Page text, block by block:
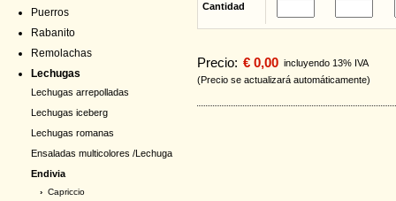
Puerros
Rabanito
Remolachas
Lechugas
Lechugas arrepolladas
Lechugas iceberg
Lechugas romanas
Ensaladas multicolores /Lechuga
Endivia
› Capriccio
Cantidad
Precio: € 0,00 incluyendo 13% IVA
(Precio se actualizará automáticamente)